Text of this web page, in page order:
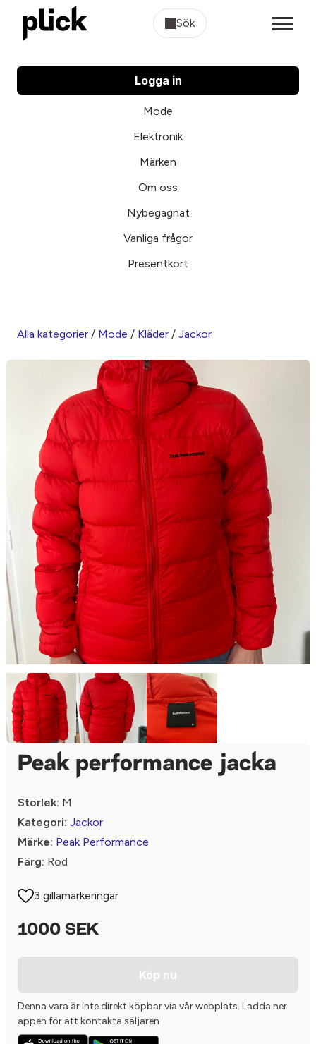
Sök
Logga in
Mode
Elektronik
Märken
Om oss
Nybegagnat
Vanliga frågor
Presentkort
Alla kategorier / Mode / Kläder / Jackor
Peak performance jacka
Storlek: M
Kategori: Jackor
Märke: Peak Performance
Färg: Röd
3 gillamarkeringar
1000 SEK
Köp nu
Denna vara är inte direkt köpbar via vår webplats. Ladda ner
appen för att kontakta säljaren